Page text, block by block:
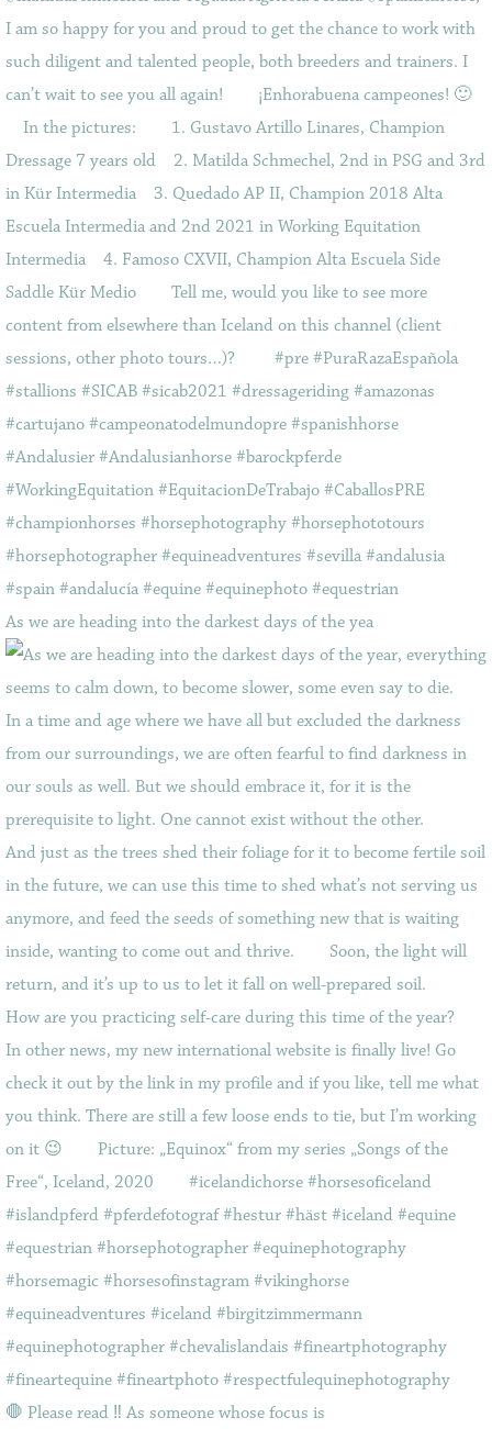
As we are heading into the darkest days of the yea
🛑 Please read ‼️ As someone whose focus is